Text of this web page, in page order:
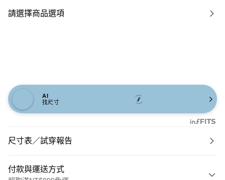
請選擇商品選項
AI
找尺寸
尺寸表／試穿報告
付款與運送方式